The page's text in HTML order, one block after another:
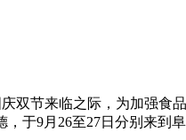
节来临之际，为加强食品
，于9月26至27日分别来到